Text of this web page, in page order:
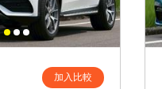
加入比較